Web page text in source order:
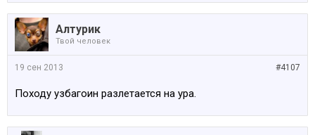
Алтурик
Твой человек
#4107
19 сен 2013
Походу узбагоин разлетается на ура.